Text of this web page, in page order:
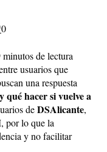
0
minutos de lectura
usuarios que
una respuesta
qué hacer si vuelve a
deDSAlicante,
, por lo que la
y no facilitar